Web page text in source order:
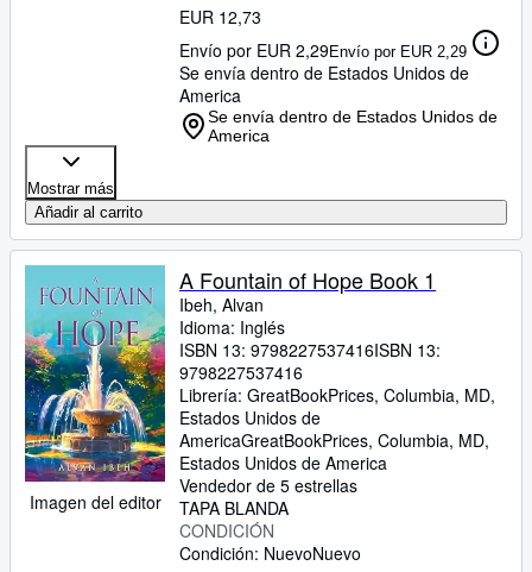
EUR 12,73
Envío por EUR 2,29Envío por EUR 2,29
Se envía dentro de Estados Unidos de
America
Se envía dentro de Estados Unidos de
America
Mostrar más
Añadir al carrito
Imagen del editor
A Fountain of Hope Book 1
Ibeh, Alvan
Idioma: Inglés
ISBN 13: 9798227537416ISBN 13:
9798227537416
Librería: GreatBookPrices, Columbia, MD,
Estados Unidos de
AmericaGreatBookPrices, Columbia, MD,
Estados Unidos de America
Vendedor de 5 estrellas
TAPA BLANDA
CONDICIÓN
Condición: NuevoNuevo